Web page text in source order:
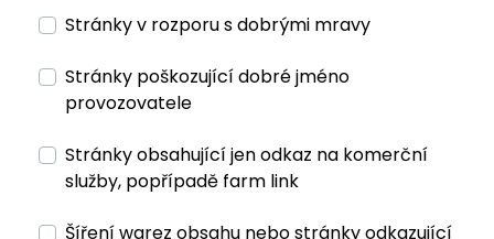
Stránky v rozporu s dobrými mravy
Stránky poškozující dobré jméno
provozovatele
Stránky obsahující jen odkaz na komerční
služby, popřípadě farm link
Šíření warez obsahu nebo stránky odkazující